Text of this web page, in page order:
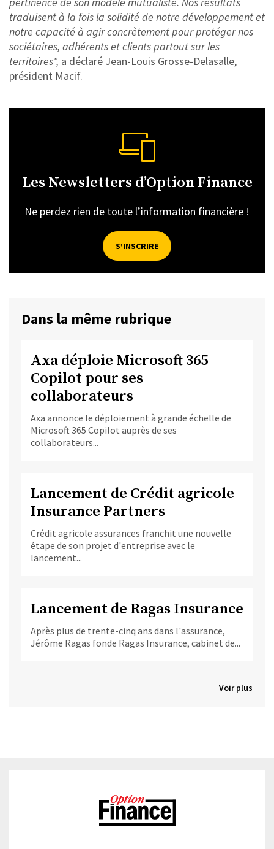
traduisent à la fois la solidité de notre développement et
notre capacité à agir concrètement pour protéger nos
sociétaires, adhérents et clients partout sur les
territoires", a déclaré Jean-Louis Grosse-Delasalle,
président Macif.
Les Newsletters d’Option Finance
Ne perdez rien de toute l’information financière !
S’INSCRIRE
Dans la même rubrique
Axa déploie Microsoft 365
Copilot pour ses
collaborateurs
Axa annonce le déploiement à grande échelle de
Microsoft 365 Copilot auprès de ses
collaborateurs...
Lancement de Crédit agricole
Insurance Partners
Crédit agricole assurances franchit une nouvelle
étape de son projet d'entreprise avec le
lancement...
Lancement de Ragas Insurance
Après plus de trente-cinq ans dans l'assurance,
Jérôme Ragas fonde Ragas Insurance, cabinet de...
Voir plus